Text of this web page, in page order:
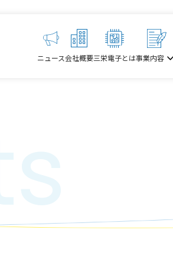
ニュース会社概要三栄電子とは事業内容